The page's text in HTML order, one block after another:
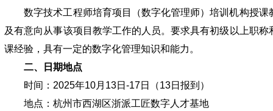
数字技术工程师培育项目（数字化管理师）培训机构授课
及有意向从事该项目教学工作的人员。要求具有初级以上职称
课经验，具有一定的数字化管理知识和能力。
二、日期地点
时间：2025年10月13日-17日（13日报到）
地点：杭州市西湖区浙派工匠数字人才基地